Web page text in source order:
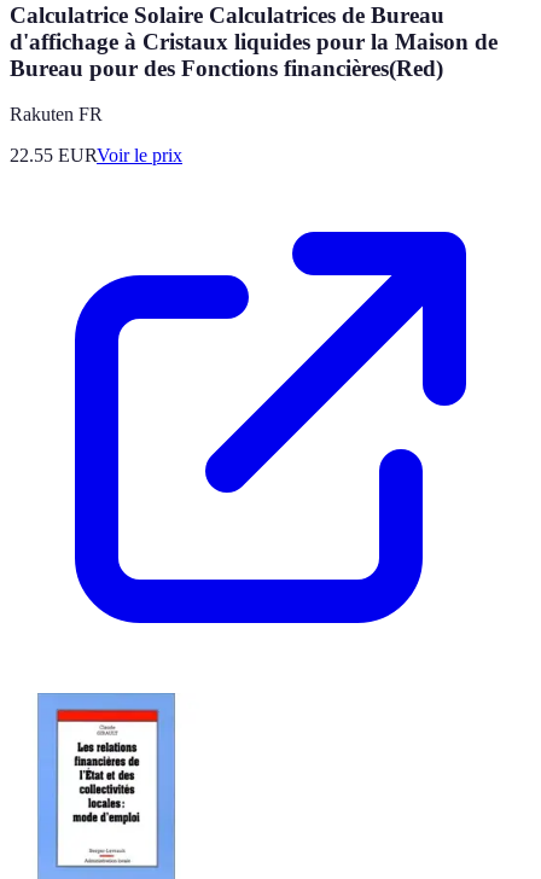
Calculatrice Solaire Calculatrices de Bureau
d'affichage à Cristaux liquides pour la Maison de
Bureau pour des Fonctions financières(Red)
Rakuten FR
22.55 EURVoir le prix